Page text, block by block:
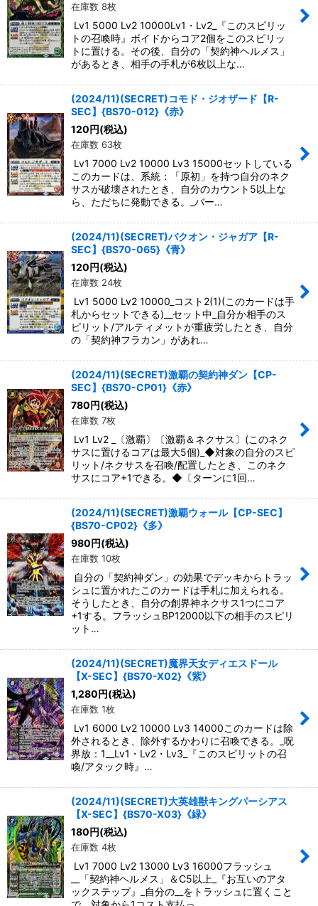
在庫数 8枚
Lv1 5000 Lv2 10000Lv1・Lv2_『このスピリッ
トの召喚時』ボイドからコア2個をこのスピリッ
トに置ける。その後、自分の「契約神ヘルメス」
があるとき、相手の手札が6枚以上な…
(2024/11)(SECRET)コモド・ジオザード【R-
SEC】{BS70-012}《赤》
120 円(税込)
在庫数 63枚
Lv1 7000 Lv2 10000 Lv3 15000セットしている
このカードは、系統：「原初」を持つ自分のネク
サスが破壊されたとき、自分のカウント5以上な
ら、ただちに発動できる。_バー…
(2024/11)(SECRET)バクオン・ジャガア【R-
SEC】{BS70-065}《青》
120 円(税込)
在庫数 24枚
Lv1 5000 Lv2 10000_コスト2(1)(このカードは手
札からセットできる)__セット中_自分か相手のス
ピリット/アルティメットが重疲労したとき、自分
の「契約神フラカン」があれ…
(2024/11)(SECRET)激覇の契約神ダン【CP-
SEC】{BS70-CP01}《赤》
780 円(税込)
在庫数 7枚
Lv1 Lv2 _〔激覇〕〔激覇＆ネクサス〕(このネク
サスに置けるコアは最大5個)_◆対象の自分のスピ
リット/ネクサスを召喚/配置したとき、このネク
サスにコア+1できる。◆〔ターンに1回…
(2024/11)(SECRET)激覇ウォール【CP-SEC】
{BS70-CP02}《多》
980 円(税込)
在庫数 10枚
自分の「契約神ダン」の効果でデッキからトラッ
シュに置かれたこのカードは手札に加えられる。
そうしたとき、自分の創界神ネクサス1つにコア
+1する。フラッシュBP12000以下の相手のスピリ
ット…
(2024/11)(SECRET)魔界天女ディエスドール
【X-SEC】{BS70-X02}《紫》
1,280 円(税込)
在庫数 1枚
Lv1 6000 Lv2 10000 Lv3 14000このカードは除
外されるとき、除外するかわりに召喚できる。_呪
界放：1__Lv1・Lv2・Lv3_『このスピリットの召
喚/アタック時』…
(2024/11)(SECRET)大英雄獣キングパーシアス
【X-SEC】{BS70-X03}《緑》
180 円(税込)
在庫数 4枚
Lv1 7000 Lv2 13000 Lv3 16000フラッシュ
__「契約神ヘルメス」＆C5以上_『お互いのアタ
ックステップ』_自分の__をトラッシュに置くこと